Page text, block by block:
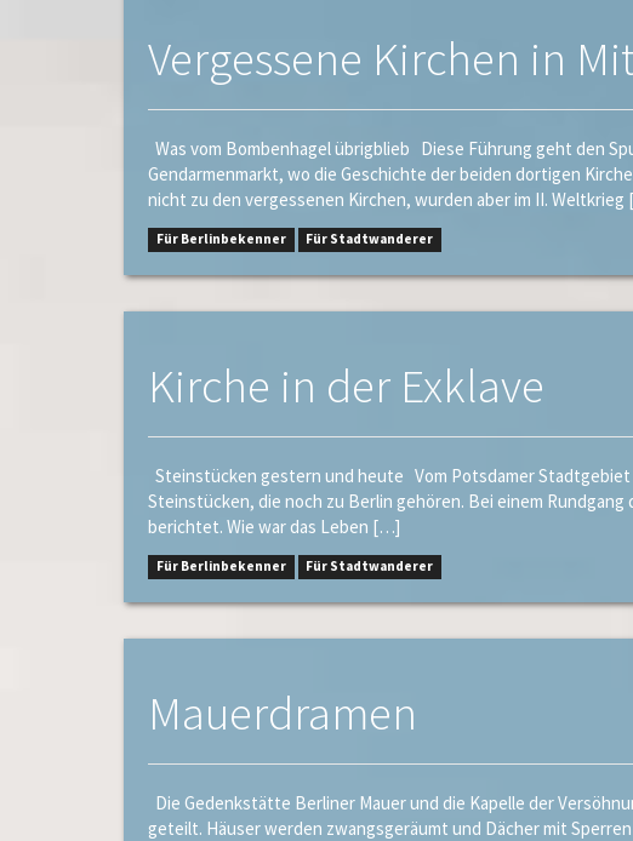
Vergessene Kirchen in
Was vom Bombenhagel übrigblieb Diese Führung geht den
Gendarmenmarkt, wo die Geschichte der beiden dortigen
nicht zu den vergessenen Kirchen, wurden aber im II.
Für Berlinbekenner Für Stadtwanderer
Kirche in der Exklave
Steinstücken gestern und heute Vom Potsdamer
Steinstücken, die noch zu Berlin gehören. Bei einem
berichtet. Wie war das Leben […]
Für Berlinbekenner Für Stadtwanderer
Mauerdramen
Die Gedenkstätte Berliner Mauer und die Kapelle der
geteilt. Häuser werden zwangsgeräumt und Dächer mit